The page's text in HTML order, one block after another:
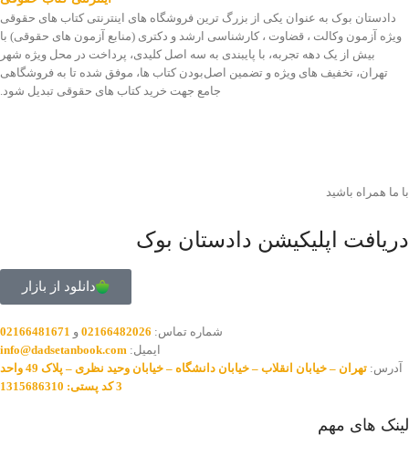
دادستان بوک به عنوان یکی از بزرگ ترین فروشگاه های اینترنتی کتاب های حقوقی
ویژه آزمون وکالت ، قضاوت ، کارشناسی ارشد و دکتری (منابع آزمون های حقوقی) با
بیش از یک دهه تجربه، با پایبندی به سه اصل کلیدی، پرداخت در محل ویژه شهر
تهران، تخفیف های ویژه و تضمین اصل‌بودن کتاب ها، موفق شده تا به فروشگاهی
جامع جهت خرید کتاب های حقوقی تبدیل شود.
با ما همراه باشید
دریافت اپلیکیشن دادستان بوک
دانلود از بازار
شماره تماس: 02166482026 و 02166481671
ایمیل: info@dadsetanbook.com
آدرس:
تهران – خیابان انقلاب – خیابان دانشگاه – خیابان وحید نظری – پلاک 49 واحد
3 کد پستی: 1315686310
لینک های مهم